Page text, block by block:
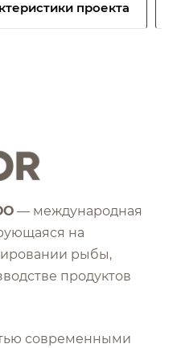
проекта
— международная
на
рыбы,
продуктов
современными